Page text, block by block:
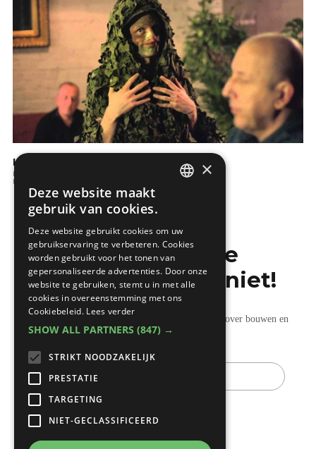
KBC: Wat is een hypothecaire lening?
Kopen en verkopen
Financiele aspecten
Mis de laatste
bouwnieuwtjes niet!
Ontvang onze wekelijkse updates vol nuttige tips over bouwen en
verbouwen.
E-
mail
×
Deze website maakt
gebruik van cookies.
Deze website gebruikt cookies om uw
gebruikservaring te verbeteren. Cookies
worden gebruikt voor het tonen van
gepersonaliseerde advertenties. Door onze
website te gebruiken, stemt u in met alle
cookies in overeenstemming met ons
Cookiebeleid. Lees verder
SHOW ALL PARTNERS (847) →
STRIKT NOODZAKELIJK
PRESTATIE
TARGETING
NIET-GECLASSIFICEERD